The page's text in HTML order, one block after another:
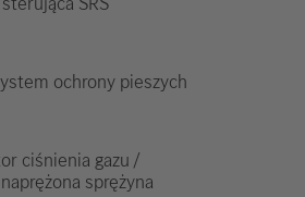
ochrony pieszych
ciśnienia gazu /
sprężyna